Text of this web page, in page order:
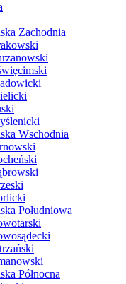
Zachodnia
Wschodnia
Południowa
Północna